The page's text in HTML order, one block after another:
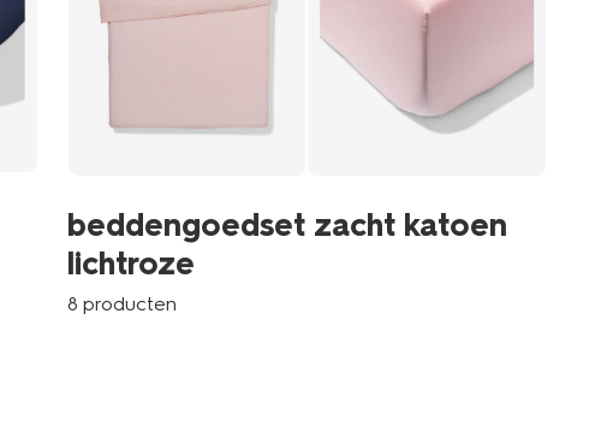
beddengoedset zacht katoen
lichtroze
8 producten